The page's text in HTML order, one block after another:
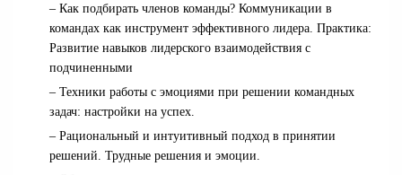
– Как подбирать членов команды? Коммуникации в
командах как инструмент эффективного лидера. Практика:
Развитие навыков лидерского взаимодействия с
подчиненными
– Техники работы с эмоциями при решении командных
задач: настройки на успех.
– Рациональный и интуитивный подход в принятии
решений. Трудные решения и эмоции.